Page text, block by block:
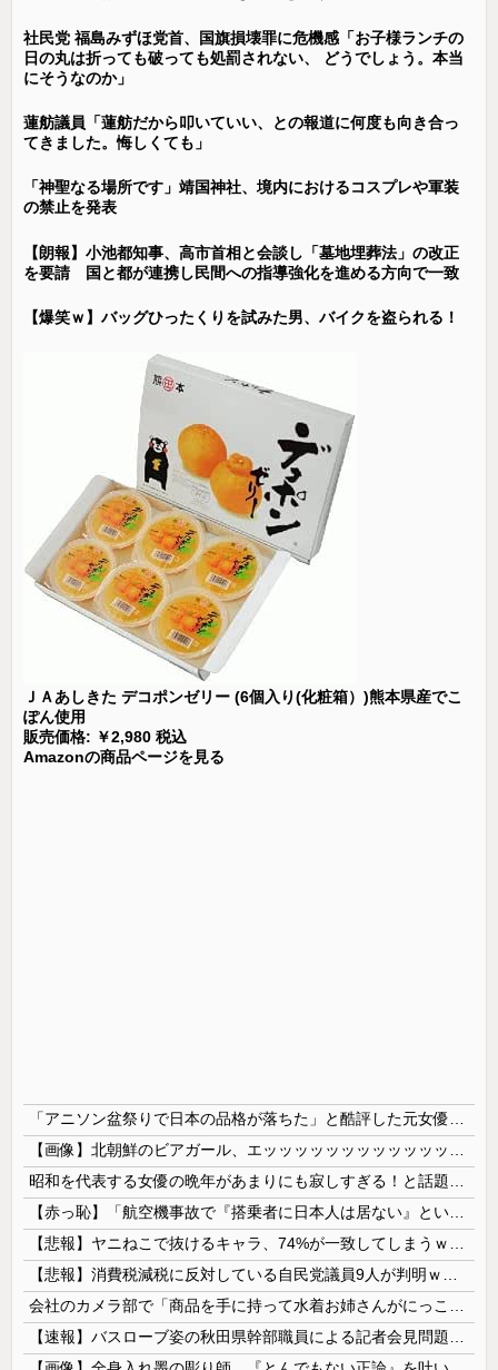
社民党 福島みずほ党首、国旗損壊罪に危機感「お子様ランチの
日の丸は折っても破っても処罰されない、 どうでしょう。本当
にそうなのか」
蓮舫議員「蓮舫だから叩いていい、との報道に何度も向き合っ
てきました。悔しくても」
「神聖なる場所です」靖国神社、境内におけるコスプレや軍装
の禁止を発表
【朗報】小池都知事、高市首相と会談し「墓地埋葬法」の改正
を要請 国と都が連携し民間への指導強化を進める方向で一致
【爆笑ｗ】バッグひったくりを試みた男、バイクを盗られる！
ＪＡあしきた デコポンゼリー (6個入り(化粧箱）)熊本県産でこ
ぽん使用
販売価格: ￥2,980 税込
Amazonの商品ページを見る